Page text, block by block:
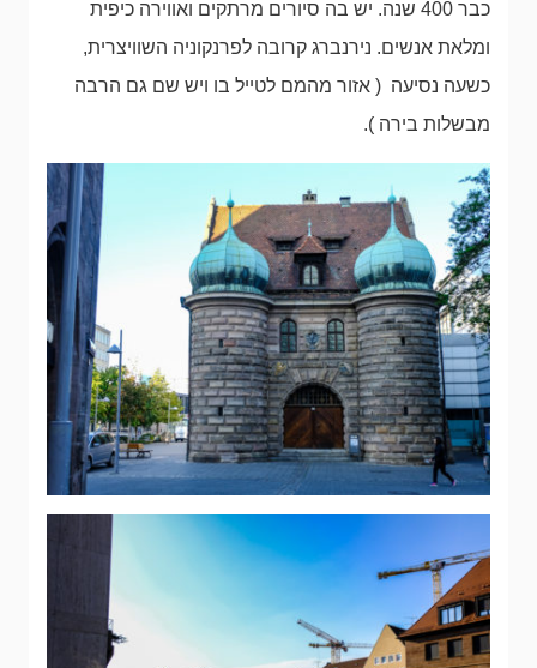
כבר 400 שנה. יש בה סיורים מרתקים ואווירה כיפית
ומלאת אנשים. נירנברג קרובה לפרנקוניה השוויצרית,
כשעה נסיעה ( אזור מהמם לטייל בו ויש שם גם הרבה
מבשלות בירה ).